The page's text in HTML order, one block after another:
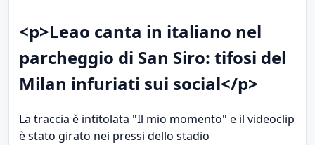
<p>Leao canta in italiano nel
parcheggio di San Siro: tifosi del
Milan infuriati sui social</p>
La traccia è intitolata "Il mio momento" e il videoclip
è stato girato nei pressi dello stadio